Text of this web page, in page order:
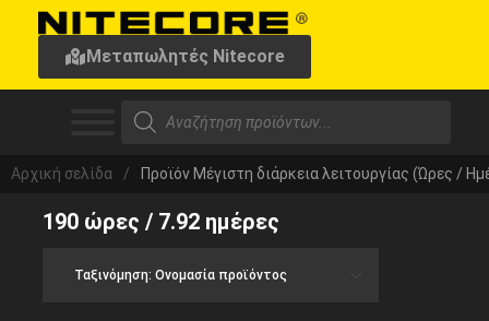
Μεταπωλητές Nitecore
Αρχική σελίδα / Προϊόν Μέγιστη διάρκεια λειτουργίας (Ώρες /
190 ώρες / 7.92 ημέρες